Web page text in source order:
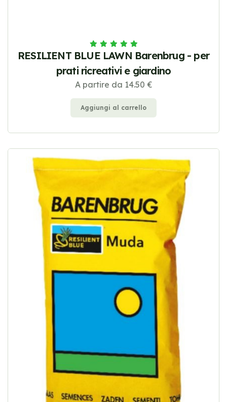
RESILIENT BLUE LAWN Barenbrug - per
prati ricreativi e giardino
A partire da 14.50 €
Aggiungi al carrello